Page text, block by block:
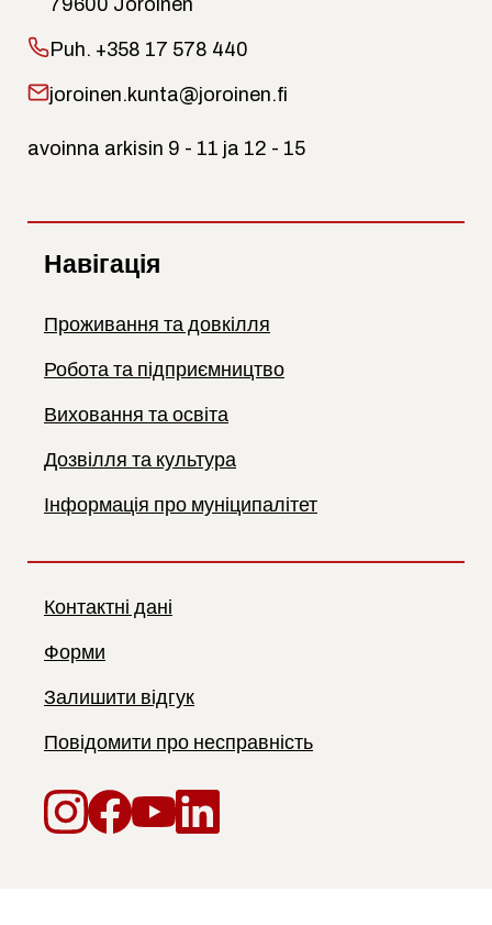
Puh. +358 17 578 440
joroinen.kunta@joroinen.fi
avoinna arkisin 9 - 11 ja 12 - 15
Навігація
Проживання та довкілля
Робота та підприємництво
Виховання та освіта
Дозвілля та культура
Інформація про муніципалітет
Контактні дані
Форми
Залишити відгук
Повідомити про несправність
Instagram
Facebook
YouTube
LinkedIn